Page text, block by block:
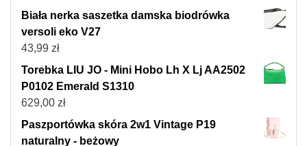
Biała nerka saszetka damska biodrówka
versoli eko V27
43,99 zł
Torebka LIU JO - Mini Hobo Lh X Lj AA2502
P0102 Emerald S1310
629,00 zł
Paszportówka skóra 2w1 Vintage P19
naturalny - beżowy